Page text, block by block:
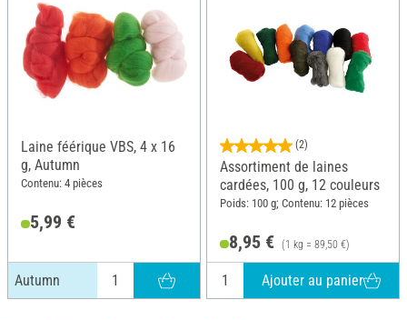
Laine féérique VBS, 4 x 16
g, Autumn
Contenu: 4 pièces
5,99 €
Autumn
(2)
Assortiment de laines
cardées, 100 g, 12 couleurs
Poids: 100 g; Contenu: 12 pièces
8,95 € (1 kg = 89,50 €)
Ajouter au panier